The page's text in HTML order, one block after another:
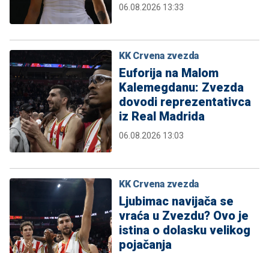
06.08.2026 13:33
KK Crvena zvezda
Euforija na Malom
Kalemegdanu: Zvezda
dovodi reprezentativca
iz Real Madrida
06.08.2026 13:03
KK Crvena zvezda
Ljubimac navijača se
vraća u Zvezdu? Ovo je
istina o dolasku velikog
pojačanja